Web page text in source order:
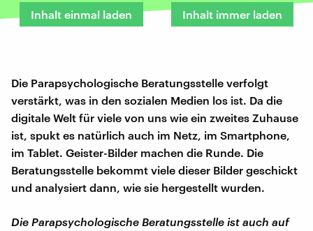
Inhalt einmal laden Inhalt immer laden
Die Parapsychologische Beratungsstelle verfolgt
verstärkt, was in den sozialen Medien los ist. Da die
digitale Welt für viele von uns wie ein zweites Zuhause
ist, spukt es natürlich auch im Netz, im Smartphone,
im Tablet. Geister-Bilder machen die Runde. Die
Beratungsstelle bekommt viele dieser Bilder geschickt
und analysiert dann, wie sie hergestellt wurden.
Die Parapsychologische Beratungsstelle ist auch auf